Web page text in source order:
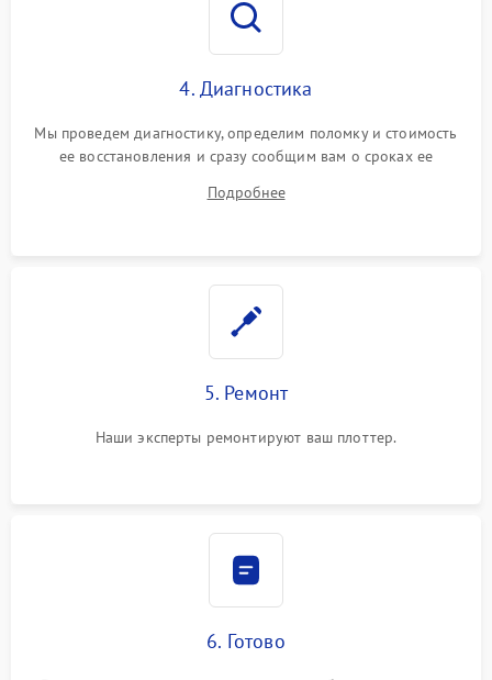
4. Диагностика
Мы проведем диагностику, определим поломку и стоимость
ее восстановления и сразу сообщим вам о сроках ее
Подробнее
5. Ремонт
Наши эксперты ремонтируют ваш плоттер.
6. Готово